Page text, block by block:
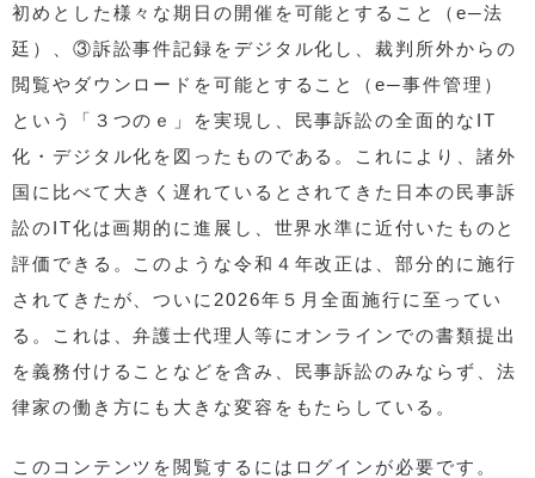
初めとした様々な期日の開催を可能とすること（e─法
廷）、③訴訟事件記録をデジタル化し、裁判所外からの
閲覧やダウンロードを可能とすること（e─事件管理）
という「３つのｅ」を実現し、民事訴訟の全面的なIT
化・デジタル化を図ったものである。これにより、諸外
国に比べて大きく遅れているとされてきた日本の民事訴
訟のIT化は画期的に進展し、世界水準に近付いたものと
評価できる。このような令和４年改正は、部分的に施行
されてきたが、ついに2026年５月全面施行に至ってい
る。これは、弁護士代理人等にオンラインでの書類提出
を義務付けることなどを含み、民事訴訟のみならず、法
律家の働き方にも大きな変容をもたらしている。
このコンテンツを閲覧するにはログインが必要です。